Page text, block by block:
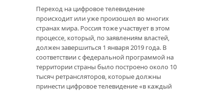
Переход на цифровое телевидение
происходит или уже произошел во многих
странах мира. Россия тоже участвует в этом
процессе, который, по заявлениям властей,
должен завершиться 1 января 2019 года. В
соответствии с федеральной программой на
территории страны было построено около 10
тысяч ретрансляторов, которые должны
принести цифровое телевидение «в каждый